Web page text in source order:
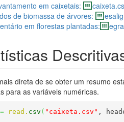
em caixetais:
de biomassa de árvores:
em florestas plantadas:
direta de se obter um resumo
para as variáveis numéricas.
= read. csv ( "caixeta.csv" ,